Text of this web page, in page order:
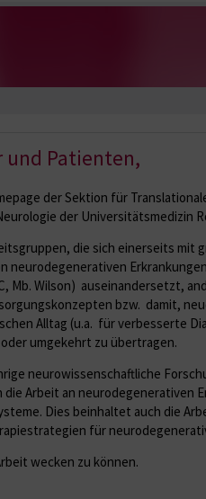
und Patienten,
der Sektion für
der Universitätsmedizin
die sich einerseits mit
neurodegenerativen
Mb. Wilson) auseinandersetzt,
bzw. damit,
Alltag (u.a. für verbesserte
umgekehrt zu übertragen.
neurowissenschaftliche
Arbeit an neurodegenerativen
Dies beinhaltet auch die
für
wecken zu können.